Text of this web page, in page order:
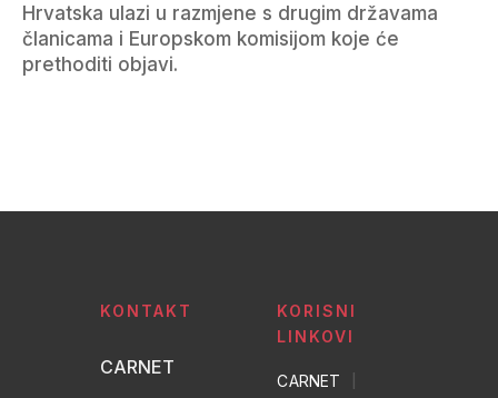
Hrvatska ulazi u razmjene s drugim državama
članicama i Europskom komisijom koje će
prethoditi objavi.
KONTAKT
CARNET
KORISNI
LINKOVI
CARNET